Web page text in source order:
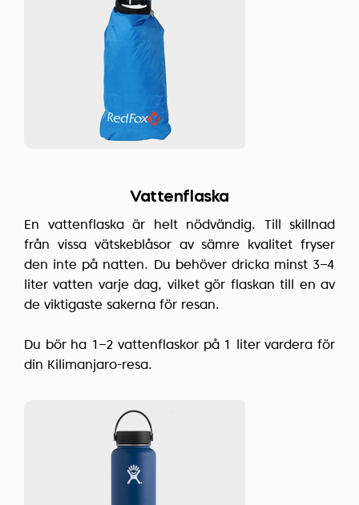
Vattenflaska
En vattenflaska är helt nödvändig. Till skillnad
från vissa vätskeblåsor av sämre kvalitet fryser
den inte på natten. Du behöver dricka minst 3–4
liter vatten varje dag, vilket gör flaskan till en av
de viktigaste sakerna för resan.
Du bör ha 1–2 vattenflaskor på 1 liter vardera för
din Kilimanjaro-resa.